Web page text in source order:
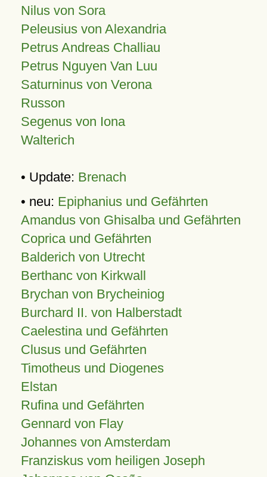
Nilus von Sora
Peleusius von Alexandria
Petrus Andreas Challiau
Petrus Nguyen Van Luu
Saturninus von Verona
Russon
Segenus von Iona
Walterich
• Update: Brenach
• neu: Epiphanius und Gefährten
Amandus von Ghisalba und Gefährten
Coprica und Gefährten
Balderich von Utrecht
Berthanc von Kirkwall
Brychan von Brycheiniog
Burchard II. von Halberstadt
Caelestina und Gefährten
Clusus und Gefährten
Timotheus und Diogenes
Elstan
Rufina und Gefährten
Gennard von Flay
Johannes von Amsterdam
Franziskus vom heiligen Joseph